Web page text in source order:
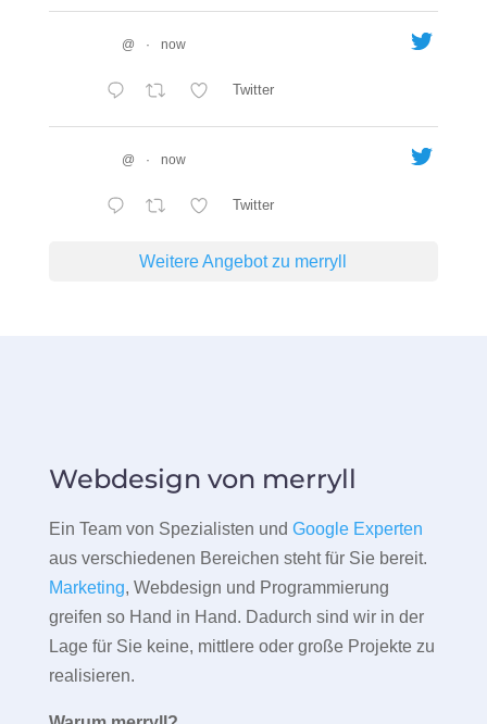
@ · now
Twitter
@ · now
Twitter
Weitere Angebot zu merryll
Webdesign von merryll
Ein Team von Spezialisten und Google Experten
aus verschiedenen Bereichen steht für Sie bereit.
Marketing, Webdesign und Programmierung
greifen so Hand in Hand. Dadurch sind wir in der
Lage für Sie keine, mittlere oder große Projekte zu
realisieren.